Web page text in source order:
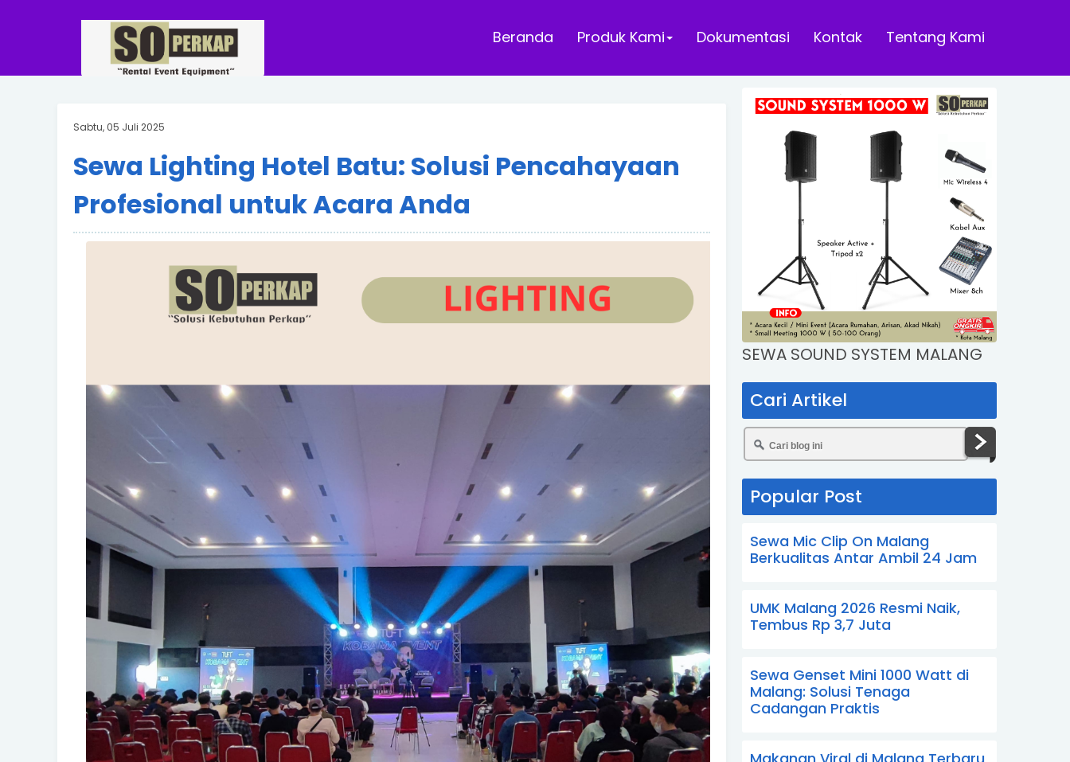
Beranda Produk Kami Dokumentasi Kontak Tentang Kami
Sabtu, 05 Juli 2025
Sewa Lighting Hotel Batu: Solusi Pencahayaan
Profesional untuk Acara Anda
SEWA SOUND SYSTEM MALANG
Cari Artikel
Popular Post
Sewa Mic Clip On Malang
Berkualitas Antar Ambil 24 Jam
UMK Malang 2026 Resmi Naik,
Tembus Rp 3,7 Juta
Sewa Genset Mini 1000 Watt di
Malang: Solusi Tenaga
Cadangan Praktis